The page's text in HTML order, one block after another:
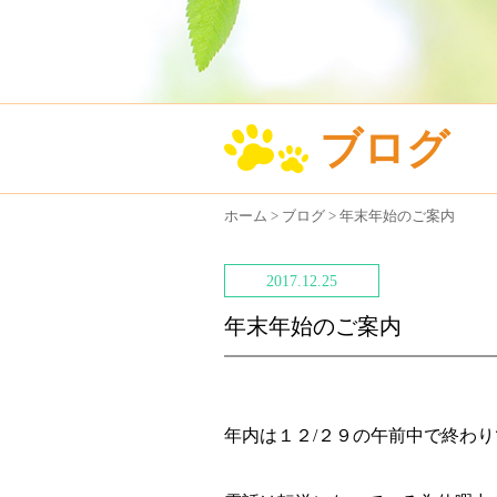
ブログ
ホーム > ブログ > 年末年始のご案内
2017.12.25
年末年始のご案内
年内は１２/２９の午前中で終わ